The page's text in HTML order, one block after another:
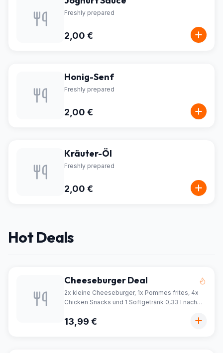
Freshly prepared
2,00 €
Honig-Senf
Freshly prepared
2,00 €
Kräuter-Öl
Freshly prepared
2,00 €
Hot Deals
Cheeseburger Deal
2x kleine Cheeseburger, 1x Pommes frites, 4x
Chicken Snacks und 1 Softgetränk 0,33 l nach
13,99 €